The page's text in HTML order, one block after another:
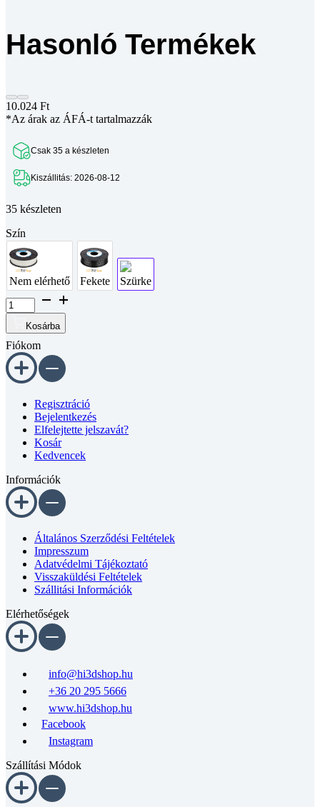
Hasonló Termékek
10.024 Ft
*Az árak az ÁFÁ-t tartalmazzák
Csak 35 a készleten
Kiszállitás: 2026-08-12
35 készleten
Szín
Nem elérhető Fekete
Szürke
BASF
Ultrafuse
filament
PLA
PRO1
-
1,75mm,
0,75kg
mennyiség
Kosárba
Fiókom
Regisztráció
Bejelentkezés
Elfelejtette jelszavát?
Kosár
Kedvencek
Információk
Általános Szerződési Feltételek
Impresszum
Adatvédelmi Tájékoztató
Visszaküldési Feltételek
Szállitási Információk
Elérhetőségek
info@hi3dshop.hu
+36 20 295 5666
www.hi3dshop.hu
Facebook
Instagram
Szállítási Módok